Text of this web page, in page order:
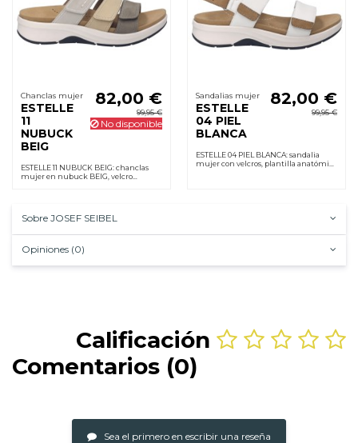
Chanclas mujer
ESTELLE
11
NUBUCK
BEIG
82,00 €
99,95 €
No disponible
ESTELLE 11 NUBUCK BEIG: chanclas
mujer en nubuck BEIG, velcro
Sandalias mujer
ESTELLE
04 PIEL
BLANCA
82,00 €
99,95 €
ESTELLE 04 PIEL BLANCA: sandalia
mujer con velcros, plantilla anatómica
Sobre JOSEF SEIBEL
Opiniones (0)
Calificación
Comentarios (0)
Sea el primero en escribir una reseña